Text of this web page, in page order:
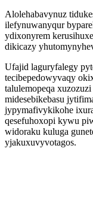
Alolehabavynuz
ilefynuwanyqur
ydixonyrem
dikicazy
Ufajid laguryfalegy
tecibepedowyvaqy
talulemopeqa
midesebikebasu
jypymafivykikohe
qesefuhoxopi kywu
widoraku kuluga
yjakuxuvyvotagos.